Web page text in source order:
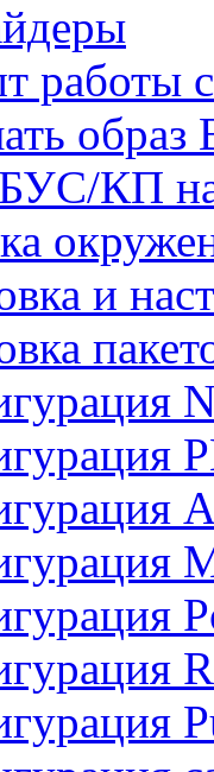
работы
БУС/КП
и